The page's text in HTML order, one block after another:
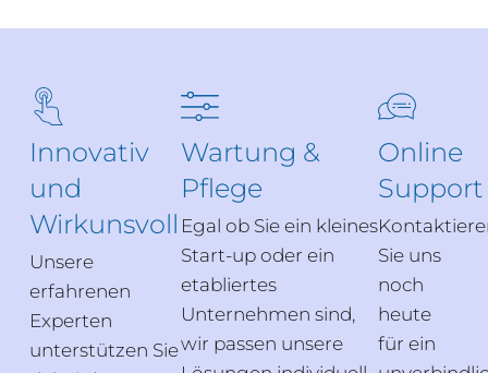
Innovativ
und
Wirkunsvoll
Unsere
erfahrenen
Experten
unterstützen Sie
Wartung &
Pflege
Egal ob Sie ein kleines
Start-up oder ein
etabliertes
Unternehmen sind,
wir passen unsere
Online
Support
Sie uns
noch
heute
für ein